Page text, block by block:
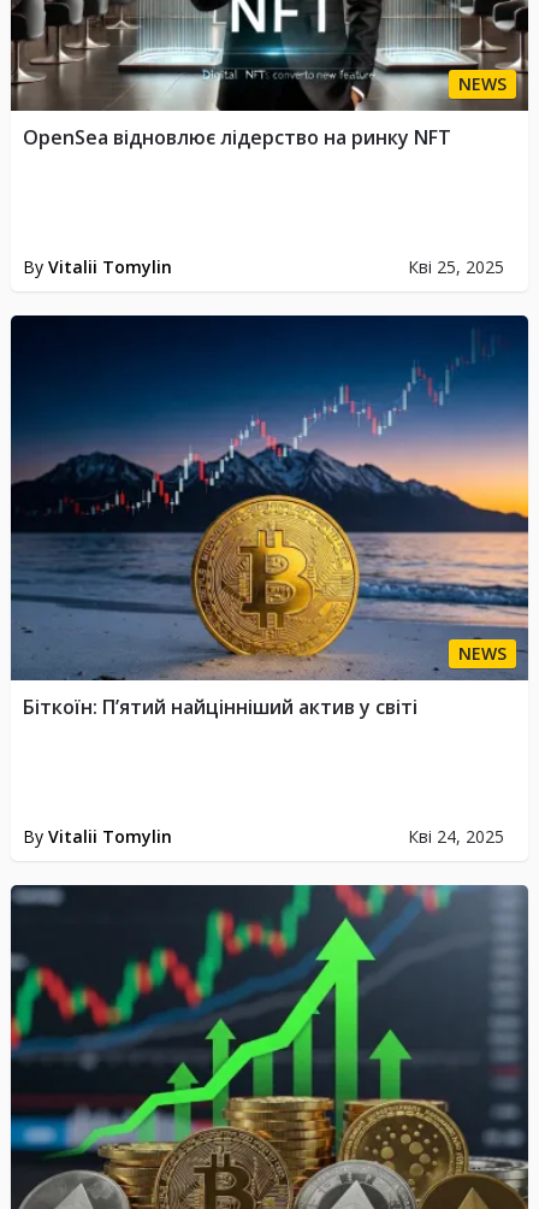
NEWS
By Vitalii Tomylin Кві 25, 2025
OpenSea відновлює лідерство на ринку NFT
NEWS
By Vitalii Tomylin Кві 24, 2025
Біткоїн: П’ятий найцінніший актив у світі